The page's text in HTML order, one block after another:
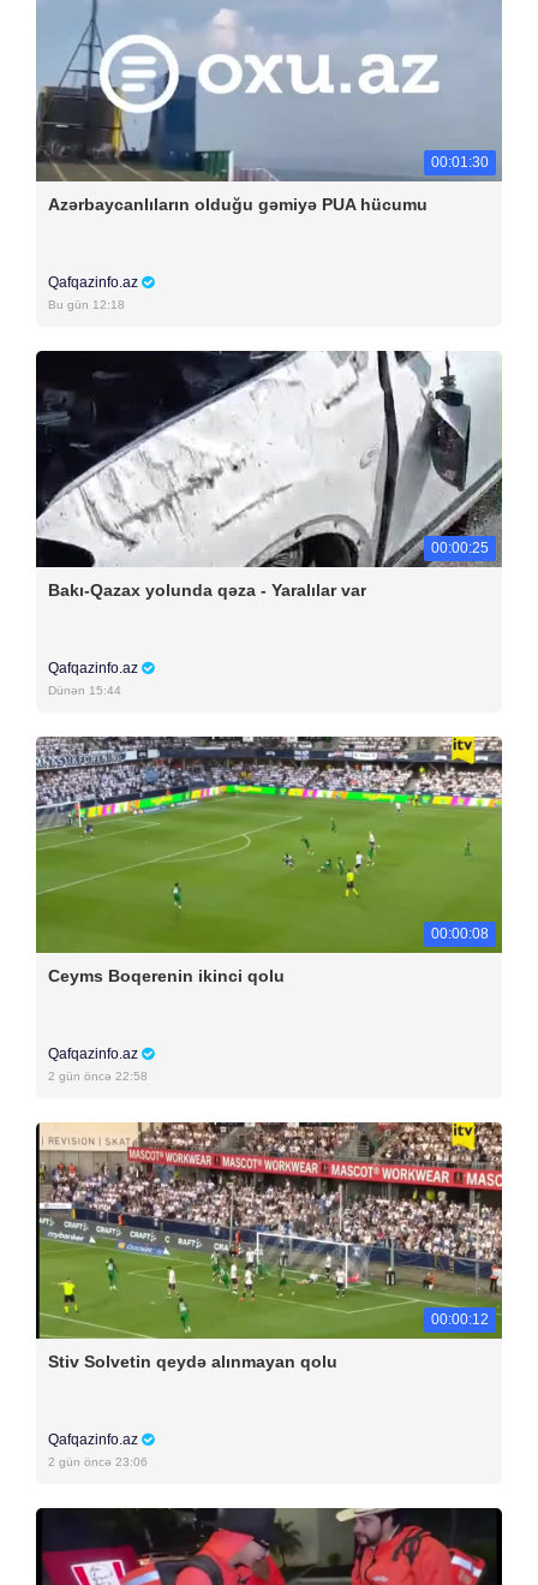
00:01:30
Azərbaycanlıların olduğu gəmiyə PUA hücumu
Qafqazinfo.az
Bu gün 12:18
00:00:25
Bakı-Qazax yolunda qəza - Yaralılar var
Qafqazinfo.az
Dünən 15:44
00:00:08
Ceyms Boqerenin ikinci qolu
Qafqazinfo.az
2 gün öncə 22:58
00:00:12
Stiv Solvetin qeydə alınmayan qolu
Qafqazinfo.az
2 gün öncə 23:06